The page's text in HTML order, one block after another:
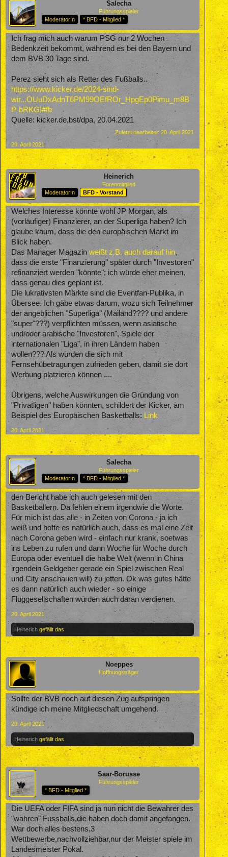
Salecha
Führungsspieler
ModeratorIn
* BFD - Mitglied *
Ich frag mich auch warum PSG nur 2 Wochen
Bedenkzeit bekommt, während es bei den Bayern und
dem BVB 30 Tage sind.
Perez sieht sich als Retter des Fußballs..
https://www.kicker.de/2024-sind-
wir...OUuDxAdnT6PM99OEfROr_HpgEp0Pimu_m8B
P-bRKGI#fb
Quelle: kicker.de,bst/dpa, 20.04.2021
Zuletzt bearbeitet:20. April 2021
20. April 2021
Heinerich
Forenmitglied
ModeratorIn
BFD - Vorstand
Welches Interesse könnte wohl JP Morgan, als
(vorläufiger) Finanzierer, an der Superliga haben? Ich
glaube kaum, dass die den europäischen Markt im
Blick haben.
Das Manager Magazin weißt z.B. auch darauf hin,
dass die erste "Finanzierung" später durch "Investoren"
refinanziert werden "könnte"; ich würde eher meinen,
dass genau dies geplant ist.
Die lukrativsten Märkte sind die Eventfan-Publika, in
Übersee. Ich gäbe etwas darum, wozu sich Teilnehmer
der angeblichen "Superliga" (Mailand???? und andere
"super"???) verpflichten müssen, wenn asiatische
und/oder arabische "Investoren", Spiele der
internationalen "Liga", in ihren Ländern haben
wollen??? Als würden die sich mit
Fernsehübetragungen zufrieden geben, damit sie dort
Werbung platzieren können ....
Übrigens, welche Auswirkungen die Gründung von
"Privatligen" haben könnten, schildert der Kicker, am
Beispiel des Europäischen Basketballs:Link
20. April 2021
Salecha
Führungsspieler
ModeratorIn
* BFD - Mitglied *
den Bericht habe ich auch gelesen mit den
Basketballern. Da fehlen einem irgendwie die Worte.
Für mich ist das alle - in Zeiten von Corona - ja ich
weiß und hoffe es natürlich auch, dass es mal eine Zeit
nach Corona geben wird - einfach nur krank, soetwas
ins Leben zu rufen und dann Woche für Woche durch
Europa oder eventuell die halbe Welt (wenn in China
irgendein Geldgeber gerade ein Spiel zwischen Real
und City anschauen will) zu jetten. Ok was gutes hätte
es dann natürlich auch wieder - so einige
Fluggesellschaften würden auch daran verdienen.
20. April 2021
Heinerich gefällt das.
Noeppes
Hoffnungsträger
Sollte der BVB noch auf diesen Zug aufspringen
kündige ich meine Mitgliedschaft umgehend.
20. April 2021
Heinerich gefällt das.
Saar-Borusse
Führungsspieler
* BFD - Mitglied *
Die UEFA oder FIFA sind ja nun nicht die Bewahrer des
"wahren" Fussballs,die haben doch damit angefangen.
War doch alles bestens,3
Wettbewerbe,nachvollziehbar,nur der Meister spiele im
Landesmeister Pokal.